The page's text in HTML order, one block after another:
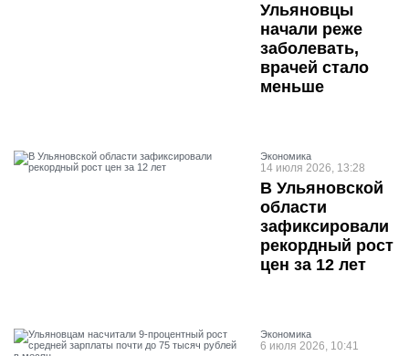
Ульяновцы
начали реже
заболевать,
врачей стало
меньше
Экономика
14 июля 2026, 13:28
В Ульяновской
области
зафиксировали
рекордный рост
цен за 12 лет
Экономика
6 июля 2026, 10:41